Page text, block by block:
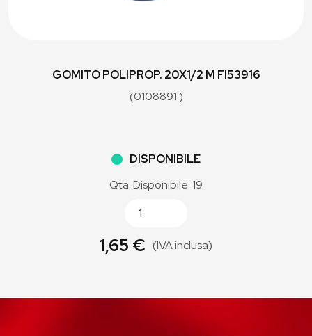
GOMITO POLIPROP. 20X1/2 M FI53916
(0108891 )
DISPONIBILE
Qta. Disponibile: 19
1,65 € (IVA inclusa)